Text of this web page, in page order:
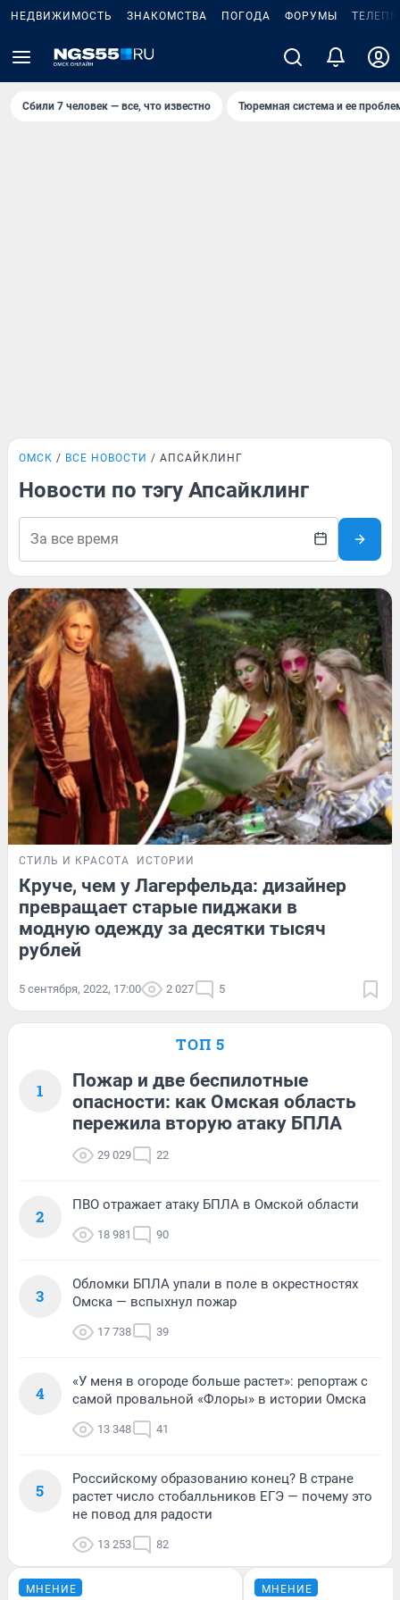
НЕДВИЖИМОСТЬ ЗНАКОМСТВА ПОГОДА ФОРУМЫ
Сбили 7 человек — все, что известно Тюремная система и ее
ОМСК ВСЕ НОВОСТИ АПСАЙКЛИНГ
Новости по тэгу Апсайклинг
СТИЛЬ И КРАСОТА ИСТОРИИ
Круче, чем у Лагерфельда: дизайнер
превращает старые пиджаки в
модную одежду за десятки тысяч
рублей
5 сентября, 2022, 17:00 2 027 5
ТОП 5
1
Пожар и две беспилотные
опасности: как Омская область
пережила вторую атаку БПЛА
29 029 22
2
ПВО отражает атаку БПЛА в Омской области
18 981 90
3
Обломки БПЛА упали в поле в окрестностях
Омска — вспыхнул пожар
17 738 39
4
«У меня в огороде больше растет»: репортаж с
самой провальной «Флоры» в истории Омска
13 348 41
5
Российскому образованию конец? В стране
растет число стобалльников ЕГЭ — почему это
не повод для радости
13 253 82
МНЕНИЕ МНЕНИЕ